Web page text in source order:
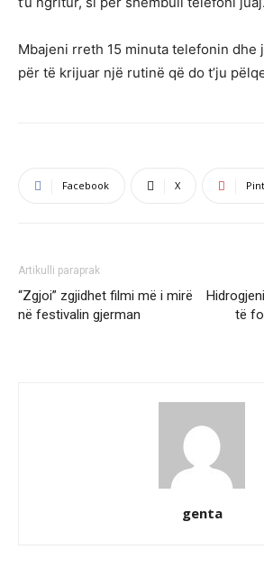
Mbajeni rreth 15 minuta telefonin dhe
për të krijuar një rutinë që do t’ju
Facebook X
Artikulli paraprak
“Zgjoi” zgjidhet filmi më i mirë
në festivalin gjerman
të
genta